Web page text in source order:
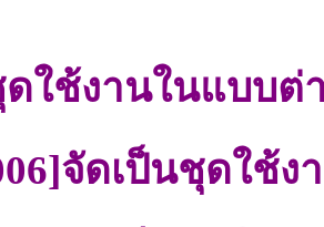
ใช้งานในแบบต่
จัดเป็นชุดใช้